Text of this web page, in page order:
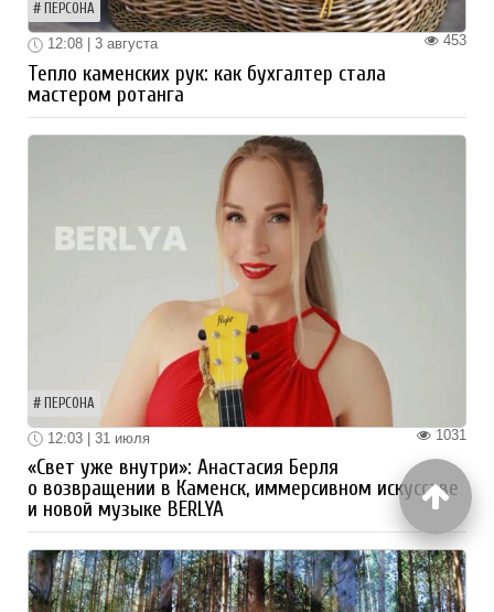
ПЕРСОНА
453
12:08 | 3 августа
Тепло каменских рук: как бухгалтер стала
мастером ротанга
ПЕРСОНА
1031
12:03 | 31 июля
«Свет уже внутри»: Анастасия Берля
о возвращении в Каменск, иммерсивном искусстве
и новой музыке BERLYA